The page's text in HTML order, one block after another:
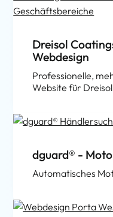
Dreisol
Webdesign
Professionelle,
Website für
dguard® -
Automatisches